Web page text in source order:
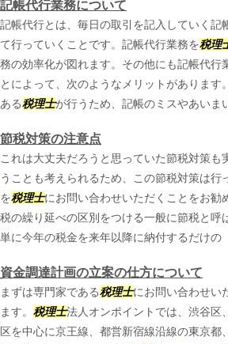
記帳代行業務について
記帳代行とは、毎日の取引を記入していく記
て行っていくことです。記帳代行業務を税理
務の効率化が図れます。その他にも記帳代行
とによって、次のようなメリットがあります
ある税理士が行うため、記帳のミスやあいま
節税対策の注意点
これは大丈夫だろうと思っていた節税対策も
うことも考えられるため、この節税対策は行
を税理士にお問い合わせいただくことをお勧
税の繰り延べの区別をつける一般に節税と呼
単に今年の税金を来年以降に納付するだけの
資金調達計画の立案の仕方について
まずは専門家である税理士にお問い合わせい
ます。 税理士法人オンポイントでは、渋谷区
区を中心に京王線、都営新宿線沿線の東京都